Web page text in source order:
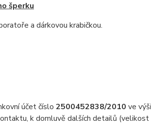
šperku
a dárkovou krabičkou.
účet číslo 2500452838/2010 ve
k domluvě dalších detailů (velikost